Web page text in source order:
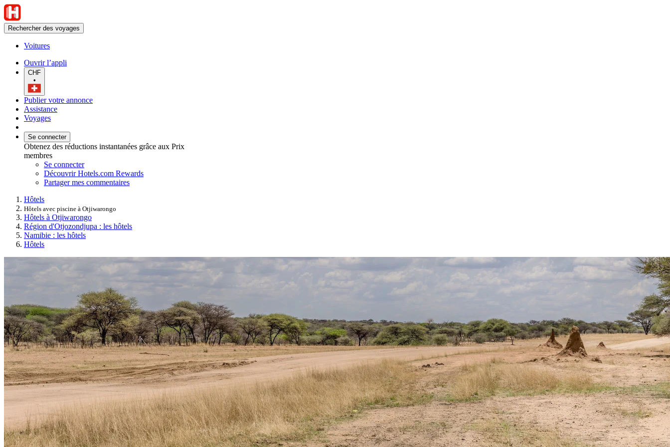
Rechercher des voyages
Voitures
Ouvrir l’appli
CHF
•
Publier votre annonce
Assistance
Voyages
Se connecter
Obtenez des réductions instantanées grâce aux Prix
membres
Se connecter
Découvrir Hotels.com Rewards
Partager mes commentaires
Hôtels
Hôtels avec piscine à Otjiwarongo
Hôtels à Otjiwarongo
Région d'Otjozondjupa : les hôtels
Namibie : les hôtels
Hôtels